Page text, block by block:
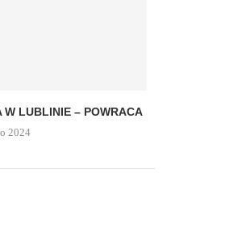
W LUBLINIE – POWRACA
2024